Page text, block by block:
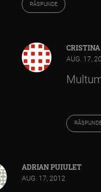
RĂSPUNDE
CRISTINA
AUG. 17,
ADRIAN PUIULET
AUG. 17, 2012